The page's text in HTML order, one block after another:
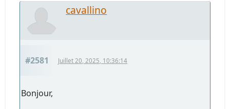
cavallino
#2581 Juillet 20, 2025, 10:36:14
Bonjour,